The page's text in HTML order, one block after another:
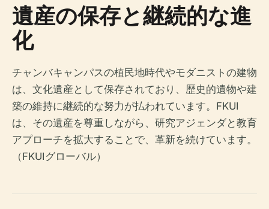
遺産の保存と継続的な進
化
チャンバキャンパスの植民地時代やモダニストの建物
は、文化遺産として保存されており、歴史的遺物や建
築の維持に継続的な努力が払われています。FKUI
は、その遺産を尊重しながら、研究アジェンダと教育
アプローチを拡大することで、革新を続けています。
（FKUIグローバル）